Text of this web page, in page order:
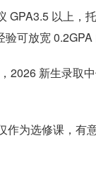
GPA3.5 以上，
可放宽 0.2GPA
2026 新生录取
为选修课，有